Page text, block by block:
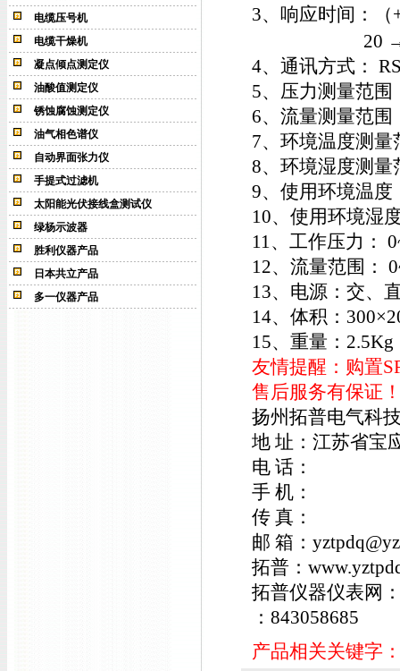
电缆压号机
电缆干燥机
凝点倾点测定仪
油酸值测定仪
锈蚀腐蚀测定仪
油气相色谱仪
自动界面张力仪
手提式过滤机
太阳能光伏接线盒测试仪
绿杨示波器
胜利仪器产品
日本共立产品
多一仪器产品
3、响应时间：
20 →-80℃
4、通讯方式：
5、压力测量范围
6、流量测量范围
7、环境温度测
8、环境湿度测量
9、使用环境温
10、使用环境湿
11、工作压力：
12、流量范围：
13、电源：交、
14、体积：
15、重量：2.5Kg
友情提醒：购置
售后服务有保证
扬州拓普电气科
地 址：江苏省宝
电 话：
手 机：
传 真：
邮 箱：
拓普：
拓普仪器仪表网
：843058685
产品相关关键字